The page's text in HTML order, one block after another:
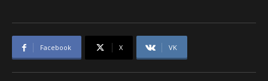
Facebook X VK